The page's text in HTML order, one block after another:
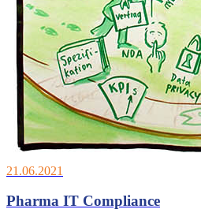
21.06.2021
Pharma IT Compliance